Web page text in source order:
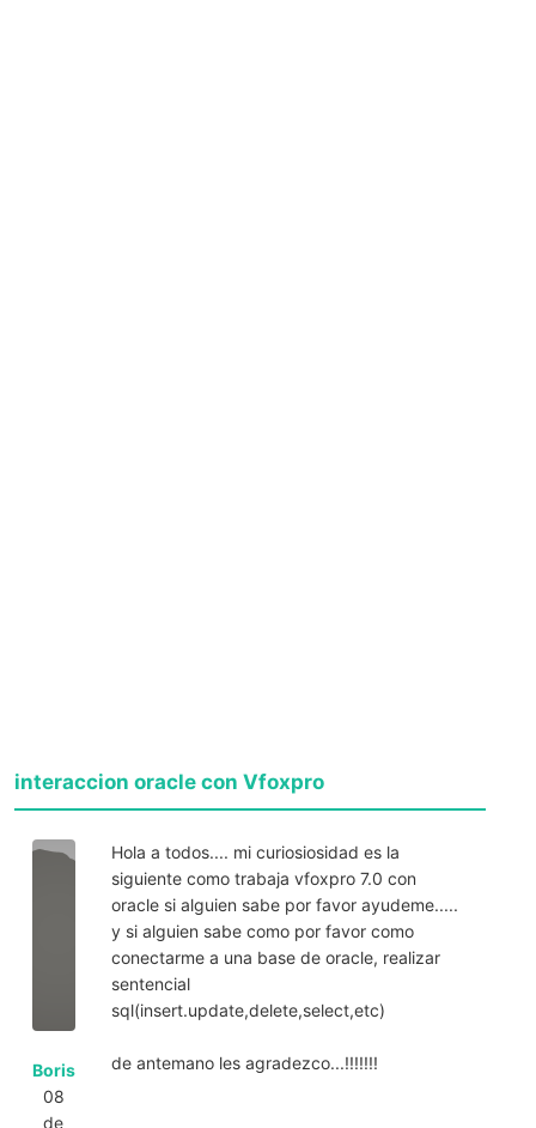
interaccion oracle con Vfoxpro
Boris
08
de
Hola a todos.... mi curiosiosidad es la
siguiente como trabaja vfoxpro 7.0 con
oracle si alguien sabe por favor ayudeme.....
y si alguien sabe como por favor como
conectarme a una base de oracle, realizar
sentencial
sql(insert.update,delete,select,etc)
de antemano les agradezco...!!!!!!!